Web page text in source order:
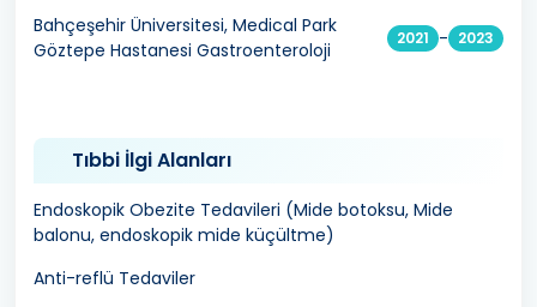
Bahçeşehir Üniversitesi, Medical Park
Göztepe Hastanesi Gastroenteroloji
2021 - 2023
Tıbbi İlgi Alanları
Endoskopik Obezite Tedavileri (Mide botoksu, Mide
balonu, endoskopik mide küçültme)
Anti-reflü Tedaviler